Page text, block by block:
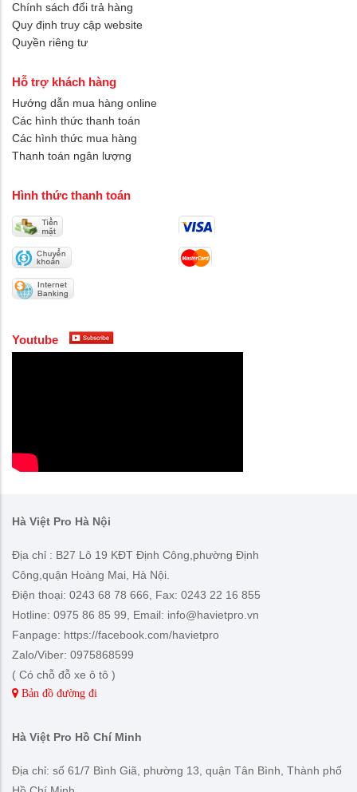
Chính sách đổi trả hàng
Quy định truy cập website
Quyền riêng tư
Hỗ trợ khách hàng
Hướng dẫn mua hàng online
Các hình thức thanh toán
Các hình thức mua hàng
Thanh toán ngân lượng
Hình thức thanh toán
Youtube
Hà Việt Pro Hà Nội
Địa chỉ : B27 Lô 19 KĐT Định Công,phường Định
Công,quận Hoàng Mai, Hà Nội.
Điện thoại: 0243 68 78 666, Fax: 0243 22 16 855
Hotline: 0975 86 85 99, Email: info@havietpro.vn
Fanpage: https://facebook.com/havietpro
Zalo/Viber: 0975868599
( Có chỗ đỗ xe ô tô )
Bản đồ đường đi
Hà Việt Pro Hồ Chí Minh
Địa chỉ: số 61/7 Bình Giã, phường 13, quận Tân Bình, Thành phố